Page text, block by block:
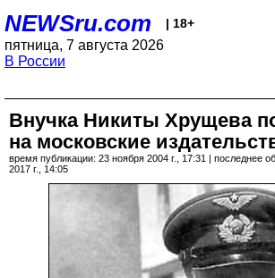
NEWSru.com | 18+
пятница, 7 августа 2026
В России
Внучка Никиты Хрущева
на московские
время публикации: 23 ноября 2004 г., 17:31 | последнее
2017 г., 14:05